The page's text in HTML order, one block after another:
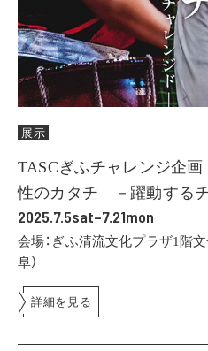
展示
TASCぎふチャレンジ企
性のカタチ －躍動する
2025.7.5sat–7.21mon
会場：ぎふ清流文化プラザ1階
阜）
詳細を見る